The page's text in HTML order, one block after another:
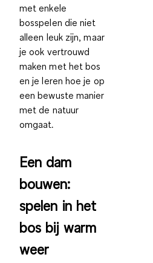
met enkele
bosspelen die niet
alleen leuk zijn, maar
je ook vertrouwd
maken met het bos
en je leren hoe je op
een bewuste manier
met de natuur
omgaat.
Een dam
bouwen:
spelen in het
bos bij warm
weer